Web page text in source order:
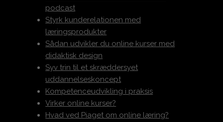
podcast
Styrk kunderelationen med
læringsprodukter
Sådan udvikler du online kurser med
didaktisk design
Syv trin til et skræddersyet
uddannelseskoncept
Kompetenceudvikling i praksis
Virker online kurser?
Hvad ved Piaget om online læring?